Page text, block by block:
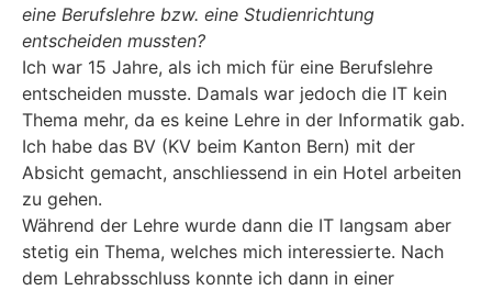
eine Berufslehre bzw. eine Studienrichtung
entscheiden mussten?
Ich war 15 Jahre, als ich mich für eine Berufslehre
entscheiden musste. Damals war jedoch die IT kein
Thema mehr, da es keine Lehre in der Informatik gab.
Ich habe das BV (KV beim Kanton Bern) mit der
Absicht gemacht, anschliessend in ein Hotel arbeiten
zu gehen.
Während der Lehre wurde dann die IT langsam aber
stetig ein Thema, welches mich interessierte. Nach
dem Lehrabsschluss konnte ich dann in einer